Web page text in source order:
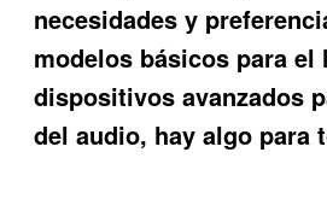
necesidades y
modelos básicos para el
dispositivos avanzados
del audio, hay algo para